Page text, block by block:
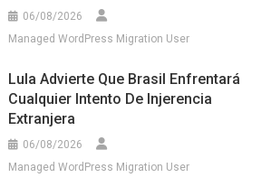
06/08/2026
Managed WordPress Migration User
Lula Advierte Que Brasil Enfrentará
Cualquier Intento De Injerencia
Extranjera
06/08/2026
Managed WordPress Migration User